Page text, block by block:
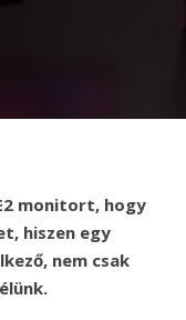
monitort, hogy
hiszen egy
nem csak